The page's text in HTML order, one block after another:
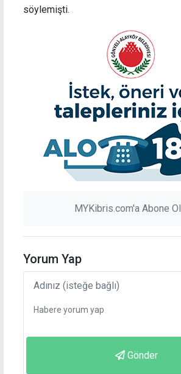
söylemişti.
MYKibris.com'a Abone Ol
Yorum Yap
Gönder